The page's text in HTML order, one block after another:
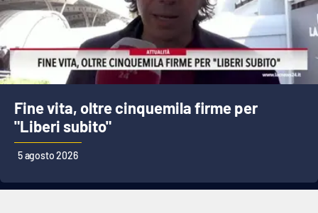
Fine vita, oltre cinquemila firme per
"Liberi subito"
5 agosto 2026